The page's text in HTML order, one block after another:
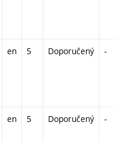
en 5 Doporučený -
en 5 Doporučený -